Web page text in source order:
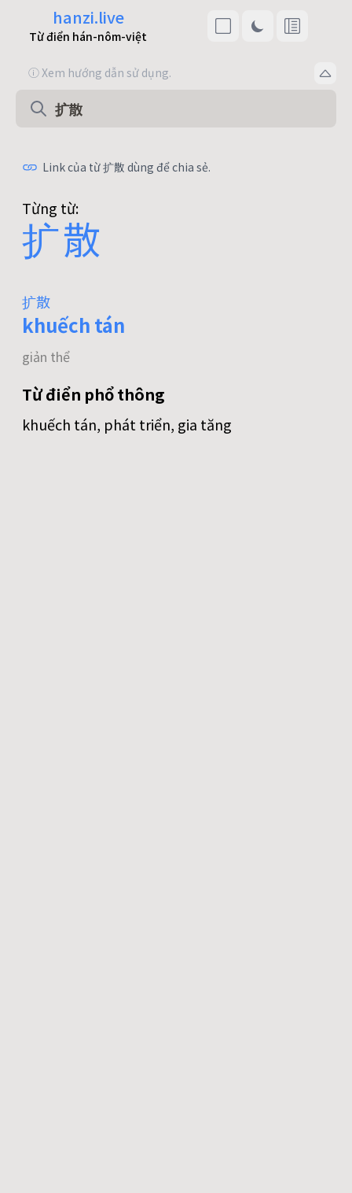
hanzi.live
Từ điển hán-nôm-việt
ⓘ Xem hướng dẫn sử dụng.
Link của từ 扩散 dùng để chia sẻ.
Từng từ:
扩散
扩散
khuếch tán
giản thể
Từ điển phổ thông
khuếch tán, phát triển, gia tăng